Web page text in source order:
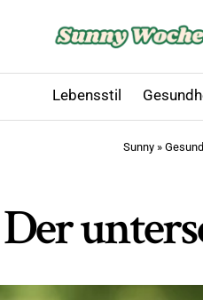
Lebensstil
Sunny »